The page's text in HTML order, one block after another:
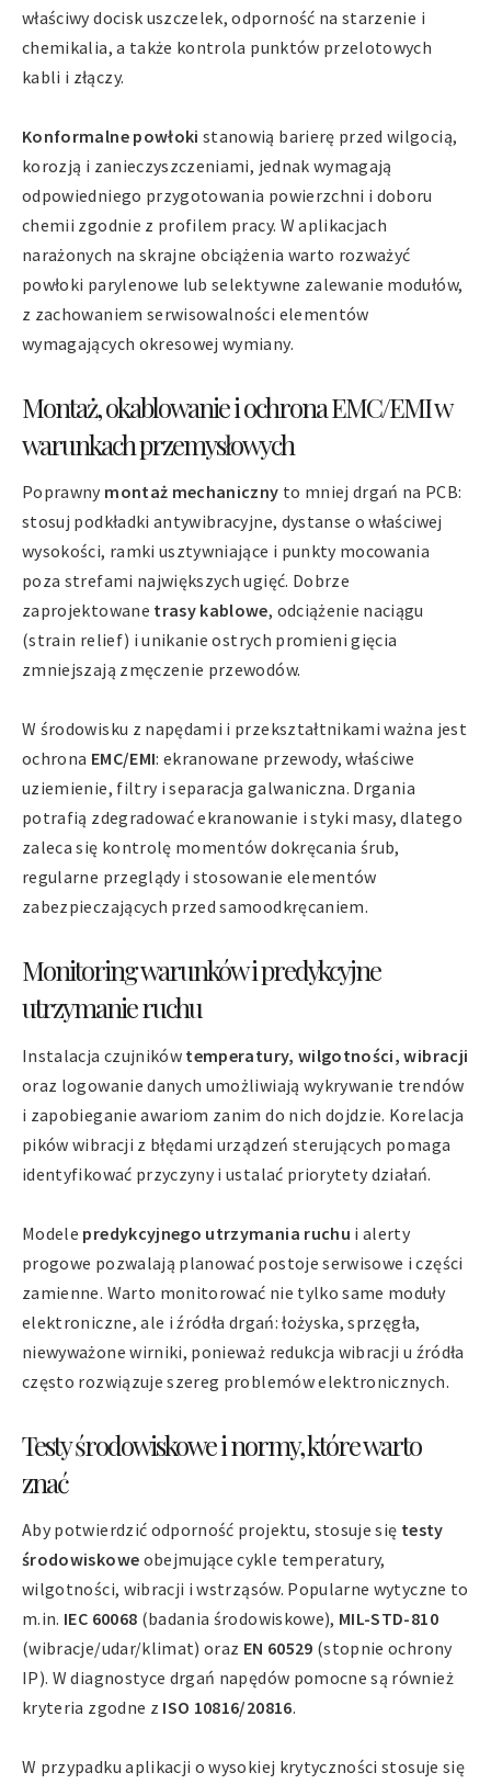
właściwy docisk uszczelek, odporność na starzenie i
chemikalia, a także kontrola punktów przelotowych
kabli i złączy.
Konformalne powłoki stanowią barierę przed wilgocią,
korozją i zanieczyszczeniami, jednak wymagają
odpowiedniego przygotowania powierzchni i doboru
chemii zgodnie z profilem pracy. W aplikacjach
narażonych na skrajne obciążenia warto rozważyć
powłoki parylenowe lub selektywne zalewanie modułów,
z zachowaniem serwisowalności elementów
wymagających okresowej wymiany.
Montaż, okablowanie i ochrona EMC/EMI w
warunkach przemysłowych
Poprawny montaż mechaniczny to mniej drgań na PCB:
stosuj podkładki antywibracyjne, dystanse o właściwej
wysokości, ramki usztywniające i punkty mocowania
poza strefami największych ugięć. Dobrze
zaprojektowane trasy kablowe, odciążenie naciągu
(strain relief) i unikanie ostrych promieni gięcia
zmniejszają zmęczenie przewodów.
W środowisku z napędami i przekształtnikami ważna jest
ochrona EMC/EMI: ekranowane przewody, właściwe
uziemienie, filtry i separacja galwaniczna. Drgania
potrafią zdegradować ekranowanie i styki masy, dlatego
zaleca się kontrolę momentów dokręcania śrub,
regularne przeglądy i stosowanie elementów
zabezpieczających przed samoodkręcaniem.
Monitoring warunków i predykcyjne
utrzymanie ruchu
Instalacja czujników temperatury, wilgotności, wibracji
oraz logowanie danych umożliwiają wykrywanie trendów
i zapobieganie awariom zanim do nich dojdzie. Korelacja
pików wibracji z błędami urządzeń sterujących pomaga
identyfikować przyczyny i ustalać priorytety działań.
Modele predykcyjnego utrzymania ruchu i alerty
progowe pozwalają planować postoje serwisowe i części
zamienne. Warto monitorować nie tylko same moduły
elektroniczne, ale i źródła drgań: łożyska, sprzęgła,
niewyważone wirniki, ponieważ redukcja wibracji u źródła
często rozwiązuje szereg problemów elektronicznych.
Testy środowiskowe i normy, które warto
znać
Aby potwierdzić odporność projektu, stosuje się testy
środowiskowe obejmujące cykle temperatury,
wilgotności, wibracji i wstrząsów. Popularne wytyczne to
m.in. IEC 60068 (badania środowiskowe), MIL-STD-810
(wibracje/udar/klimat) oraz EN 60529 (stopnie ochrony
IP). W diagnostyce drgań napędów pomocne są również
kryteria zgodne z ISO 10816/20816.
W przypadku aplikacji o wysokiej krytyczności stosuje się